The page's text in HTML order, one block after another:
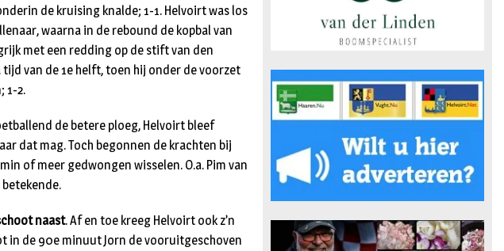
de kruising knalde; 1-1. Helvoirt was los
waarna in de rebound de kopbal van
met een redding op de stift van den
van de 1e helft, toen hij onder de voorzet
1-2.
de betere ploeg, Helvoirt bleef
dat mag. Toch begonnen de krachten bij
of meer gedwongen wisselen. O.a. Pim van
naast. Af en toe kreeg Helvoirt ook z’n
in de 90e minuut Jorn de vooruitgeschoven